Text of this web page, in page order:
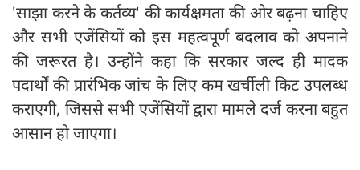
'साझा करने के कर्तव्य' की कार्यक्षमता की ओर बढ़ना चाहिए
और सभी एजेंसियों को इस महत्वपूर्ण बदलाव को अपनाने
की जरूरत है। उन्होंने कहा कि सरकार जल्द ही मादक
पदार्थों की प्रारंभिक जांच के लिए कम खर्चीली किट उपलब्ध
कराएगी, जिससे सभी एजेंसियों द्वारा मामले दर्ज करना बहुत
आसान हो जाएगा।